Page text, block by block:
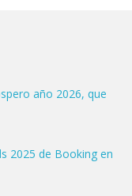
año 2026, que
2025 de Booking en